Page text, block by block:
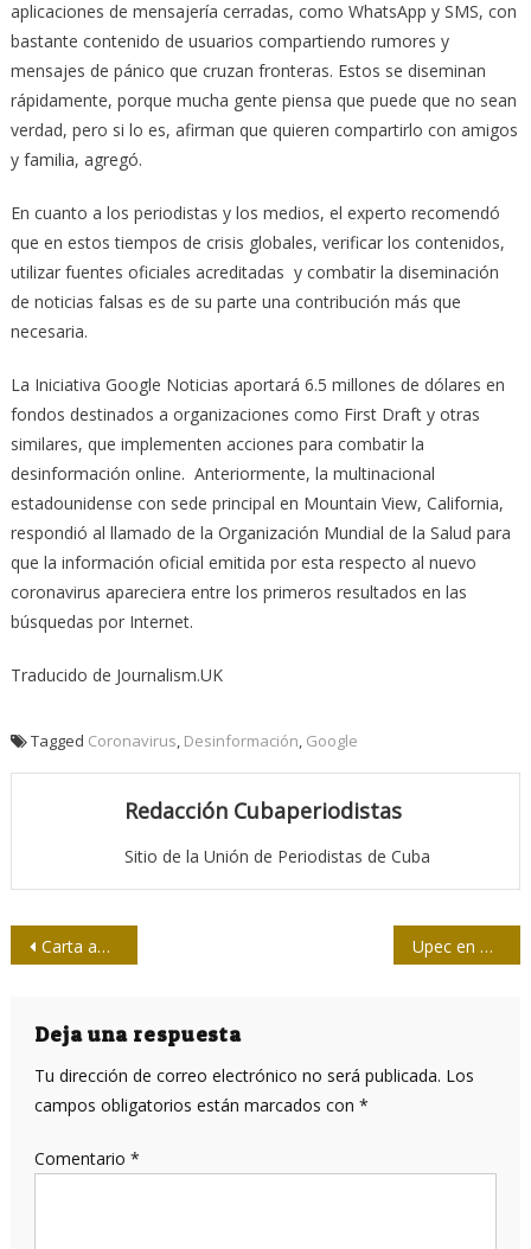
aplicaciones de mensajería cerradas, como WhatsApp y SMS, con
bastante contenido de usuarios compartiendo rumores y
mensajes de pánico que cruzan fronteras. Estos se diseminan
rápidamente, porque mucha gente piensa que puede que no sean
verdad, pero si lo es, afirman que quieren compartirlo con amigos
y familia, agregó.
En cuanto a los periodistas y los medios, el experto recomendó
que en estos tiempos de crisis globales, verificar los contenidos,
utilizar fuentes oficiales acreditadas y combatir la diseminación
de noticias falsas es de su parte una contribución más que
necesaria.
La Iniciativa Google Noticias aportará 6.5 millones de dólares en
fondos destinados a organizaciones como First Draft y otras
similares, que implementen acciones para combatir la
desinformación online. Anteriormente, la multinacional
estadounidense con sede principal en Mountain View, California,
respondió al llamado de la Organización Mundial de la Salud para
que la información oficial emitida por esta respecto al nuevo
coronavirus apareciera entre los primeros resultados en las
búsquedas por Internet.
Traducido de Journalism.UK
Tagged Coronavirus Desinformación Google
Redacción Cubaperiodistas
Sitio de la Unión de Periodistas de Cuba
Navegación
entradas
Carta abierta internacional pide fin del bloqueo Upec en Las Tunas cuida de los colegas mayores
Deja una respuesta
Tu dirección de correo electrónico no será publicada. Los
campos obligatorios están marcados con *
Comentario *